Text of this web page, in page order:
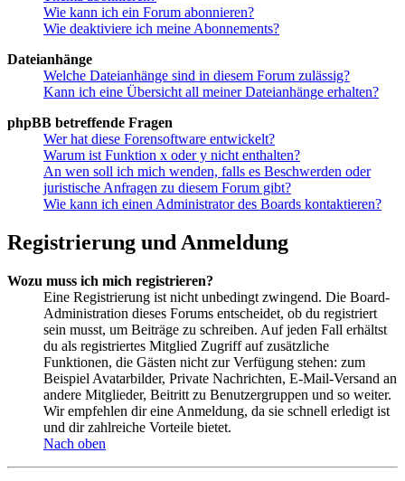
Wie kann ich ein Forum abonnieren?
Wie deaktiviere ich meine Abonnements?
Dateianhänge
Welche Dateianhänge sind in diesem Forum zulässig?
Kann ich eine Übersicht all meiner Dateianhänge erhalten?
phpBB betreffende Fragen
Wer hat diese Forensoftware entwickelt?
Warum ist Funktion x oder y nicht enthalten?
An wen soll ich mich wenden, falls es Beschwerden oder
juristische Anfragen zu diesem Forum gibt?
Wie kann ich einen Administrator des Boards kontaktieren?
Registrierung und Anmeldung
Wozu muss ich mich registrieren?
Eine Registrierung ist nicht unbedingt zwingend. Die Board-
Administration dieses Forums entscheidet, ob du registriert
sein musst, um Beiträge zu schreiben. Auf jeden Fall erhältst
du als registriertes Mitglied Zugriff auf zusätzliche
Funktionen, die Gästen nicht zur Verfügung stehen: zum
Beispiel Avatarbilder, Private Nachrichten, E-Mail-Versand an
andere Mitglieder, Beitritt zu Benutzergruppen und so weiter.
Wir empfehlen dir eine Anmeldung, da sie schnell erledigt ist
und dir zahlreiche Vorteile bietet.
Nach oben